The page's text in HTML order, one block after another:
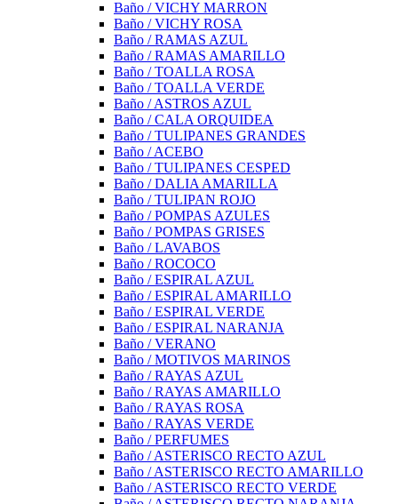
Baño / VICHY MARRON
Baño / VICHY ROSA
Baño / RAMAS AZUL
Baño / RAMAS AMARILLO
Baño / TOALLA ROSA
Baño / TOALLA VERDE
Baño / ASTROS AZUL
Baño / CALA ORQUIDEA
Baño / TULIPANES GRANDES
Baño / ACEBO
Baño / TULIPANES CESPED
Baño / DALIA AMARILLA
Baño / TULIPAN ROJO
Baño / POMPAS AZULES
Baño / POMPAS GRISES
Baño / LAVABOS
Baño / ROCOCO
Baño / ESPIRAL AZUL
Baño / ESPIRAL AMARILLO
Baño / ESPIRAL VERDE
Baño / ESPIRAL NARANJA
Baño / VERANO
Baño / MOTIVOS MARINOS
Baño / RAYAS AZUL
Baño / RAYAS AMARILLO
Baño / RAYAS ROSA
Baño / RAYAS VERDE
Baño / PERFUMES
Baño / ASTERISCO RECTO AZUL
Baño / ASTERISCO RECTO AMARILLO
Baño / ASTERISCO RECTO VERDE